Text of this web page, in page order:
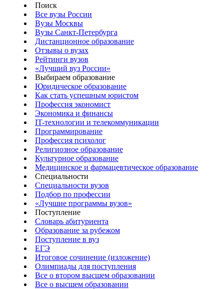
Поиск
Все вузы России
Вузы Москвы
Вузы Санкт-Петербурга
Дистанционное образование
Отзывы о вузах
Рейтинги вузов
«Лучший вуз России»
Выбираем образование
Юридическое образование
Как стать успешным юристом
Профессия экономист
Экономика и финансы
IT-технологии и телекоммуникации
Программирование
Профессия психолог
Религиозное образование
Культурное образование
Медицинское и фармацевтическое образование
Специальности
Специальности вузов
Подбор по профессии
«Лучшие программы вузов»
Поступление
Словарь абитуриента
Образование за рубежом
Поступление в вуз
ЕГЭ
Итоговое сочинение (изложение)
Олимпиады для поступления
Все о втором высшем образовании
Все о высшем образовании